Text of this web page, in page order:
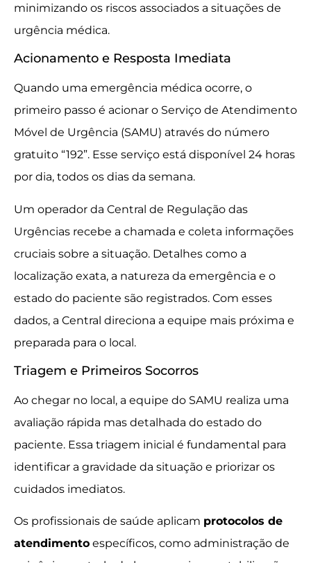
minimizando os riscos associados a situações de
urgência médica.
Acionamento e Resposta Imediata
Quando uma emergência médica ocorre, o
primeiro passo é acionar o Serviço de Atendimento
Móvel de Urgência (SAMU) através do número
gratuito “192”. Esse serviço está disponível 24 horas
por dia, todos os dias da semana.
Um operador da Central de Regulação das
Urgências recebe a chamada e coleta informações
cruciais sobre a situação. Detalhes como a
localização exata, a natureza da emergência e o
estado do paciente são registrados. Com esses
dados, a Central direciona a equipe mais próxima e
preparada para o local.
Triagem e Primeiros Socorros
Ao chegar no local, a equipe do SAMU realiza uma
avaliação rápida mas detalhada do estado do
paciente. Essa triagem inicial é fundamental para
identificar a gravidade da situação e priorizar os
cuidados imediatos.
Os profissionais de saúde aplicam protocolos de
atendimento específicos, como administração de